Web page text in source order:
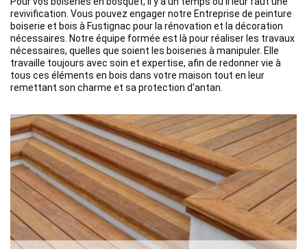
revivification. Vous pouvez engager notre Entreprise de peinture
boiserie et bois à Fustignac pour la rénovation et la décoration
nécessaires. Notre équipe formée est là pour réaliser les travaux
nécessaires, quelles que soient les boiseries à manipuler. Elle
travaille toujours avec soin et expertise, afin de redonner vie à
tous ces éléments en bois dans votre maison tout en leur
remettant son charme et sa protection d'antan.